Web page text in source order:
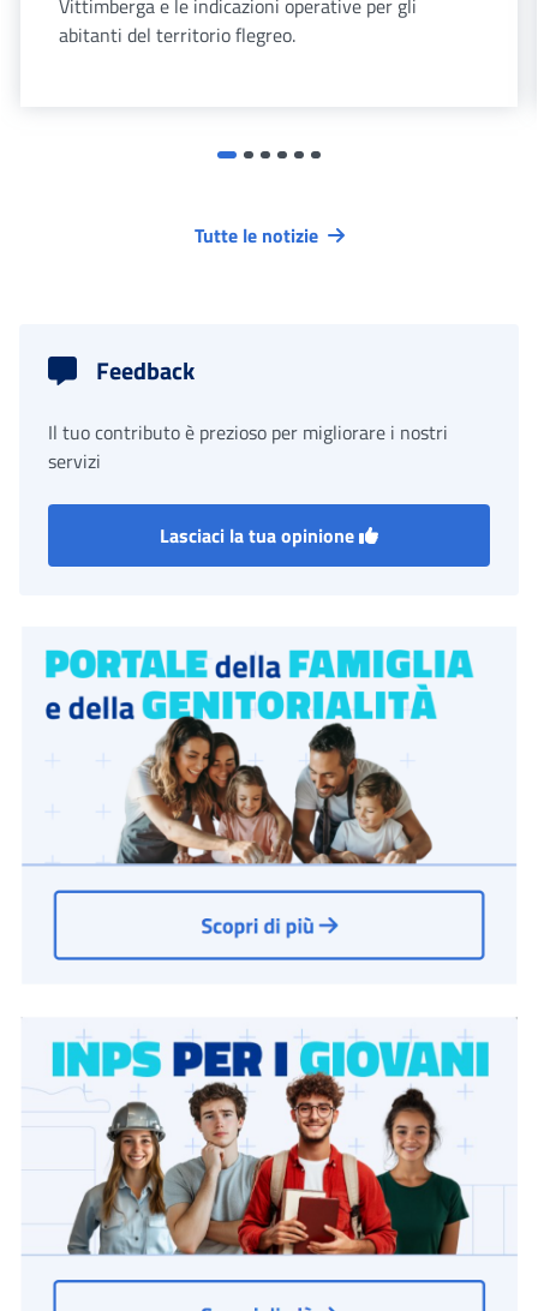
Vittimberga e le indicazioni operative per gli
abitanti del territorio flegreo.
Tutte le notizie
Feedback
Il tuo contributo è prezioso per migliorare i nostri
servizi
Lasciaci la tua opinione